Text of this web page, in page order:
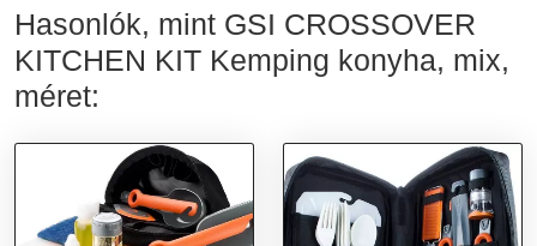
Hasonlók, mint GSI CROSSOVER
KITCHEN KIT Kemping konyha, mix,
méret: